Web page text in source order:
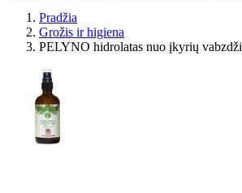
Pradžia
Grožis ir higiena
PELYNO hidrolatas nuo įkyrių